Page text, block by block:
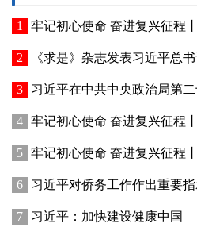
牢记初心使命 奋进复兴征程丨重庆推动红岩精
《求是》杂志发表习近平总书记重
习近平在中共中央政治局第二十七次集体学习时强调 强化政
牢记初心使命 奋进复兴征程丨四川阿坝藏族羌族自治州赓续
牢记初心使命 奋进复兴征程丨宁夏西吉县弘扬伟
习近平对侨务工作作出重要
习近平：加快建设健康中国